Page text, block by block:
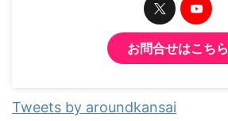
お問合せはこちら
Tweets by aroundkansai